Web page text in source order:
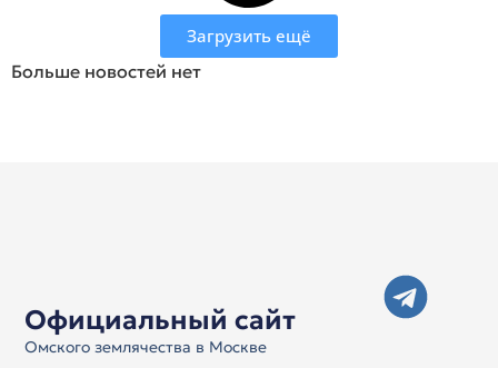
Загрузить ещё
Больше новостей нет
Официальный сайт
Омского землячества в Москве